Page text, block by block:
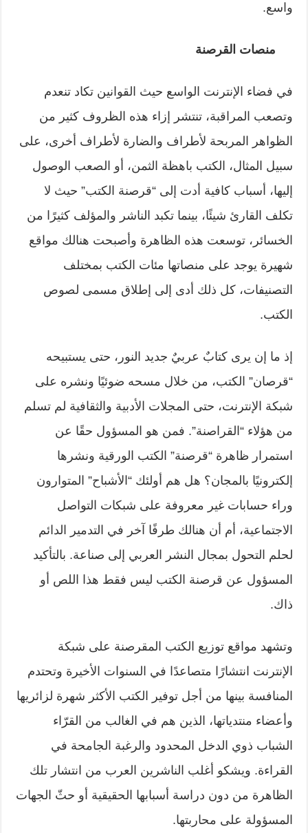
واسع.
منصات القرصنة
في فضاء الإنترنت الواسع حيث القوانين تكاد تنعدم
وتصعب المراقبة، تنتشر إزاء هذه الظروف كثير من
الظواهر المربحة لأطراف والضارة لأطراف أخرى، على
سبيل المثال، الكتب باهظة الثمن، أو الصعب الوصول
إليها، أسباب كافية أدت إلى “قرصنة الكتب” حيث لا
تكلف القارئ شيئًا، بينما تكبد الناشر والمؤلف كثيرًا من
الخسائر، توسعت هذه الظاهرة وأصبحت هنالك مواقع
شهيرة يوجد على منصاتها مئات الكتب بمختلف
التصنيفات، كل ذلك أدى إلى إطلاق مسمى لصوص
الكتب.
إذ ما إن يرى كتابٌ عربيٌ جديد النور، حتى يستبيحه
“قرصان” الكتب، من خلال مسحه ضوئيًا ونشره على
شبكة الإنترنت، حتى المجلات الأدبية والثقافية لم تسلم
من هؤلاء “القراصنة”. فمن هو المسؤول حقًا عن
استمرار ظاهرة “قرصنة” الكتب الورقية ونشرها
إلكترونيًا بالمجان؟ هل هم أولئك “الأشباح” المتوارون
وراء حسابات غير معروفة على شبكات التواصل
الاجتماعية، أم أن هنالك طرفًا آخر في التدمير الدائم
لحلم التحول بمجال النشر العربي إلى صناعة. بالتأكيد
المسؤول عن قرصنة الكتب ليس فقط هذا اللص أو
ذاك.
وتشهد مواقع توزيع الكتب المقرصنة على شبكة
الإنترنت انتشارًا متصاعدًا في السنوات الأخيرة وتحتدم
المنافسة بينها من أجل توفير الكتب الأكثر شهرة لزائريها
وأعضاء منتدياتها، الذين هم في الغالب من القرّاء
الشباب ذوي الدخل المحدود والرغبة الجامحة في
القراءة. ويشكو أغلب الناشرين العرب من انتشار تلك
الظاهرة من دون دراسة أسبابها الحقيقية أو حثّ الجهات
المسؤولة على محاربتها.